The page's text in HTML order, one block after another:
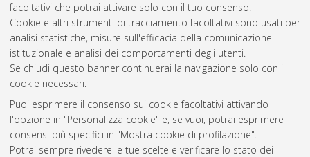
facoltativi che potrai attivare solo con il tuo consenso.
Cookie e altri strumenti di tracciamento facoltativi sono usati per
analisi statistiche, misure sull'efficacia della comunicazione
istituzionale e analisi dei comportamenti degli utenti.
Se chiudi questo banner continuerai la navigazione solo con i
cookie necessari.
Puoi esprimere il consenso sui cookie facoltativi attivando
l'opzione in "Personalizza cookie" e, se vuoi, potrai esprimere
consensi più specifici in "Mostra cookie di profilazione".
Potrai sempre rivedere le tue scelte e verificare lo stato dei
Gestione del documento:
Atom
Rss 1.0
Rss 2.0